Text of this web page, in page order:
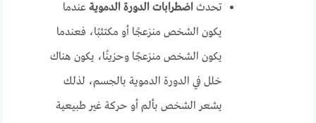
تحدثاضطرابات الدورة الدموية عندما
يكون الشخص منزعجًا أو مكتئبًا، فعندما
يكون الشخص منزعجًا وحزينًا، يكون هناك
خلل في الدورة الدموية بالجسم، لذلك
يشعر الشخص بألم أو حركة غير طبيعية